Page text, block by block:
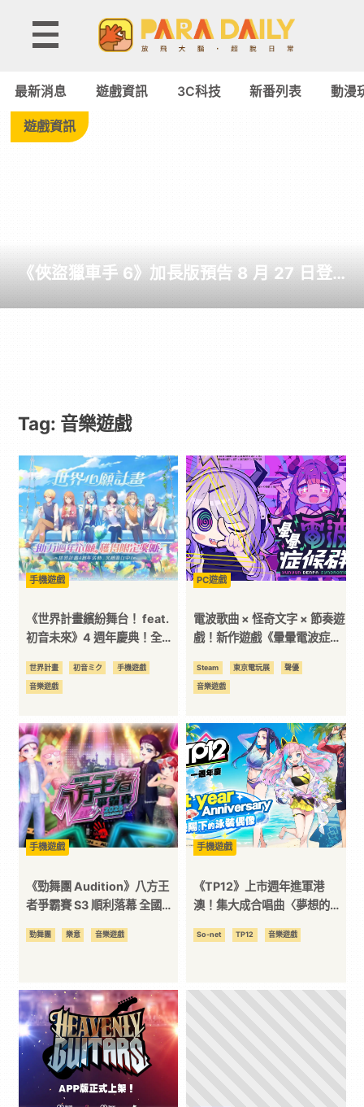
Tag:
樂
-
Paradaily
戲
｜
動
漫
二
次
元
｜
3C
科
技
全
方
位
資
最新消息 遊戲資訊 3C科技 新番列表 動漫
遊戲資訊
《俠盜獵車手 6》加長版預告 8 月 27 日登
Tag: 音樂遊戲
手機遊戲
《世界計畫繽紛舞台！ feat.
初音未來》4 週年慶典！全新
同步登場！
世界計畫 初音ミク 手機遊戲
音樂遊戲
PC遊戲
電波歌曲 × 怪奇文字 × 節奏遊
戲！新作遊戲《暈暈電波症候
波歌曲歌姬」們獻聲的特報
PV！
Steam 東京電玩展 聲優
音樂遊戲
手機遊戲
《勁舞團 Audition》八方王
者爭霸賽 S3 順利落幕 全國冠
勁舞團 樂意 音樂遊戲
手機遊戲
《TP12》上市週年進軍港
澳！集大成合唱曲〈夢想的旅
熱登場，週年慶典加碼抽 PS5
So-net TP12 音樂遊戲